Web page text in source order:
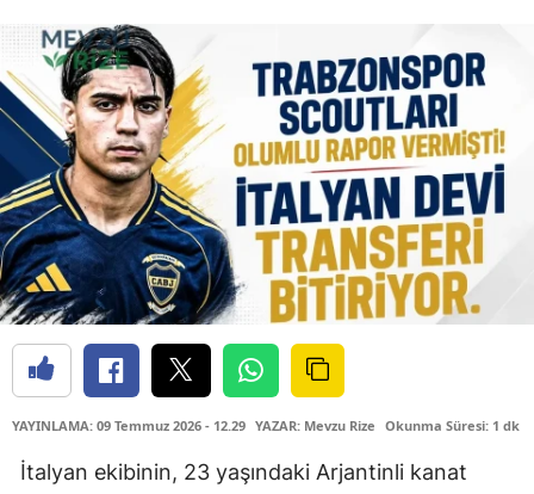
YAYINLAMA: 09 Temmuz 2026 - 12.29 YAZAR: Mevzu Rize Okunma Süresi: 1 dk
İtalyan ekibinin, 23 yaşındaki Arjantinli kanat